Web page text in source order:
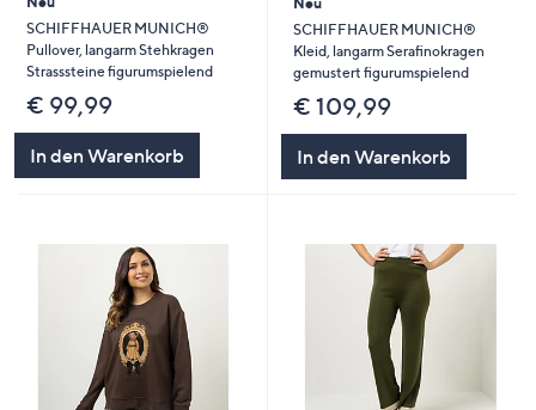
SCHIFFHAUER MUNICH®
Pullover, langarm Stehkragen
Strasssteine figurumspielend
€ 99,99
In den Warenkorb
SCHIFFHAUER MUNICH®
Kleid, langarm Serafinokragen
gemustert figurumspielend
€ 109,99
In den Warenkorb